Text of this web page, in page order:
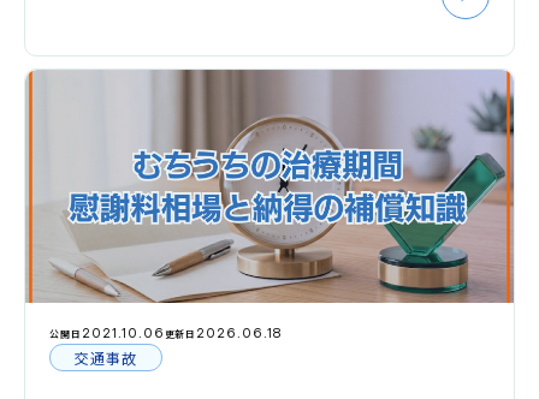
公開日 2021.10.06 更新日 2026.06.18
交通事故